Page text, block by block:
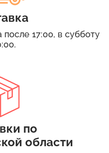
17:00, в субботу
по
области